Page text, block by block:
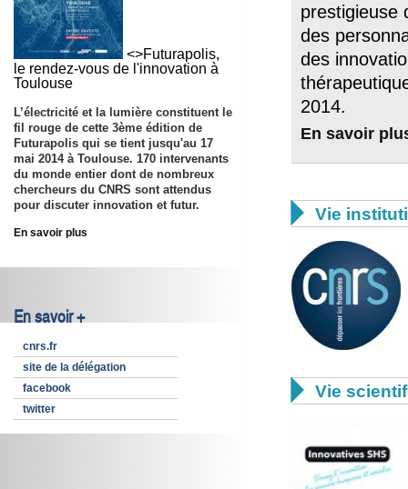
<>Futurapolis,
le rendez-vous de l'innovation à
Toulouse
L’électricité et la lumière constituent le
fil rouge de cette 3ème édition de
Futurapolis qui se tient jusqu'au 17
mai 2014 à Toulouse. 170 intervenants
du monde entier dont de nombreux
chercheurs du CNRS sont attendus
pour discuter innovation et futur.
En savoir plus
En savoir +
cnrs.fr
site de la délégation
facebook
twitter
prestigieuse
des
des
2014.
En savoir
 Vie
 Vie